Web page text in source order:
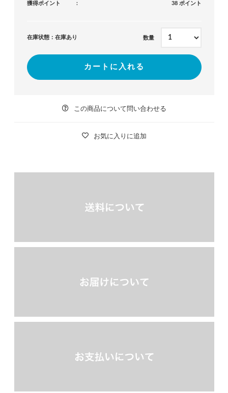
獲得ポイント 38 ポイント
在庫状態：在庫あり 数量
カートに入れる
この商品について問い合わせる
お気に入りに追加